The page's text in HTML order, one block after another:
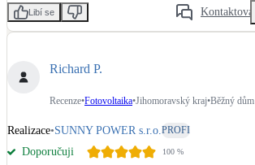
Libí se Kontaktovat
Richard P.
Recenze•Fotovoltaika•Jihomoravský kraj•Běžný dům
Realizace•SUNNY POWER s.r.o. PROFI
Doporučuji 100 %